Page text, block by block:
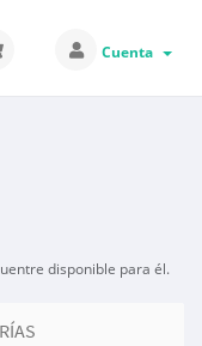
Cuenta
disponible para él.